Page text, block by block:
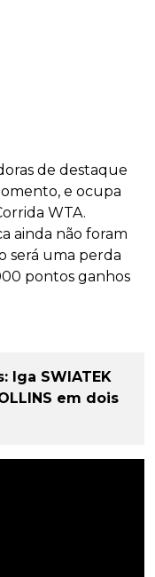
de destaque
e ocupa
WTA.
ainda não foram
será uma perda
pontos ganhos
Iga SWIATEK
em dois